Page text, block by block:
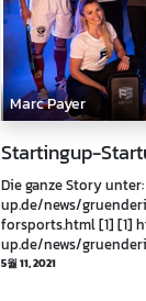
Marc Payer
Startingup-
Die ganze Story
up.de/news/
forsports.html [1] [1]
up.de/news/
5월 11, 2021